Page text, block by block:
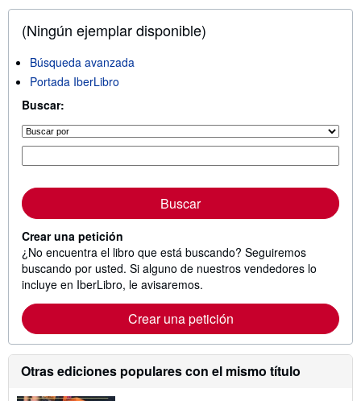
(Ningún ejemplar disponible)
Búsqueda avanzada
Portada IberLibro
Buscar:
Buscar
Crear una petición
¿No encuentra el libro que está buscando? Seguiremos
buscando por usted. Si alguno de nuestros vendedores lo
incluye en IberLibro, le avisaremos.
Crear una petición
Otras ediciones populares con el mismo título